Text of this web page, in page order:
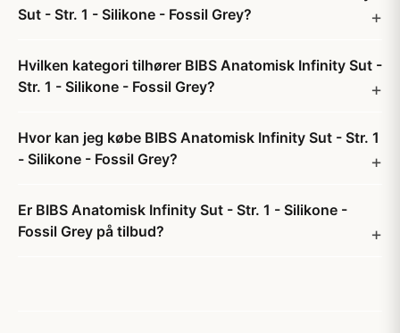
Sut - Str. 1 - Silikone - Fossil Grey?
Hvilken kategori tilhører BIBS Anatomisk Infinity Sut -
Str. 1 - Silikone - Fossil Grey?
Hvor kan jeg købe BIBS Anatomisk Infinity Sut - Str. 1
- Silikone - Fossil Grey?
Er BIBS Anatomisk Infinity Sut - Str. 1 - Silikone -
Fossil Grey på tilbud?